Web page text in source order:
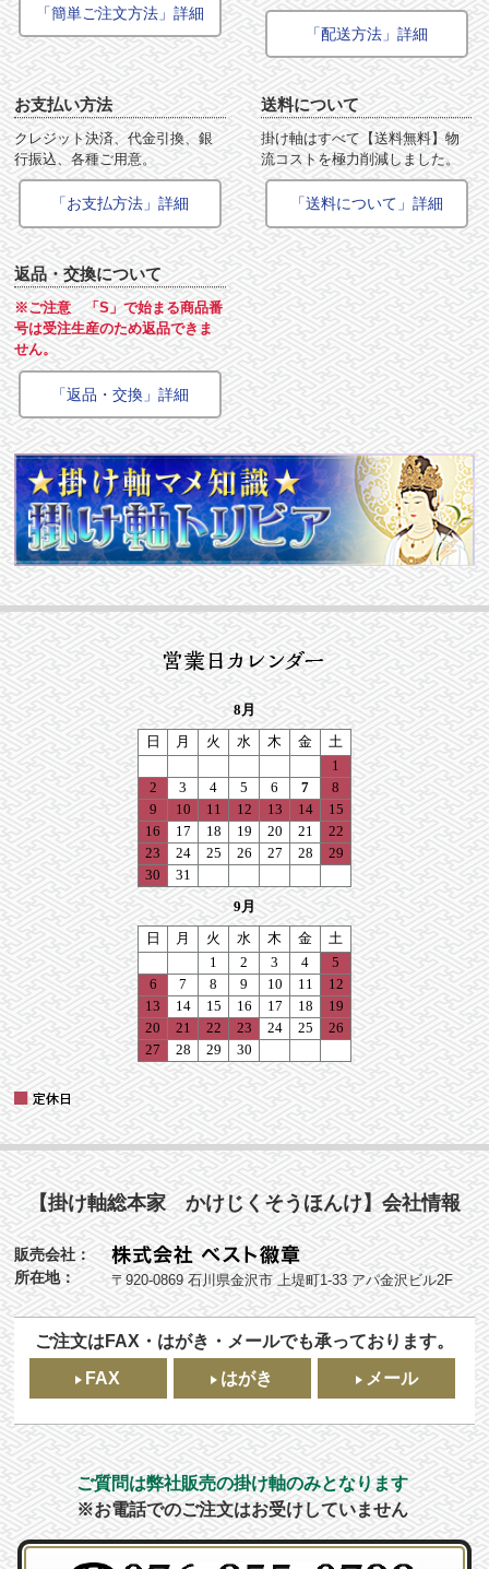
「簡単ご注文方法」詳細
「配送方法」詳細
お支払い方法
クレジット決済、代金引換、銀
行振込、各種ご用意。
「お支払方法」詳細
送料について
掛け軸はすべて【送料無料】物
流コストを極力削減しました。
「送料について」詳細
返品・交換について
※ご注意 「S」で始まる商品番
号は受注生産のため返品できま
せん。
「返品・交換」詳細
【掛け軸総本家 かけじくそうほんけ】会社情報
販売会社：
所在地：
〒920-0869 石川県金沢市 上堤町1-33 アパ金沢ビル2F
ご注文はFAX・はがき・メールでも承っております。
FAX
はがき メール
ご質問は弊社販売の掛け軸のみとなります
※お電話でのご注文はお受けしていません